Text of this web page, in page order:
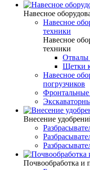
Навесное
Навесное
техники
Навесное
техники
Отвалы
Щетки
Навесное
погрузчиков
Фронтальные
Внесение
Почвообработка и